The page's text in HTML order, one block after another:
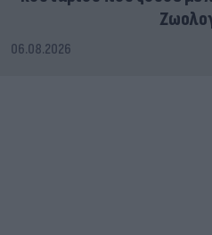
06.08.2026